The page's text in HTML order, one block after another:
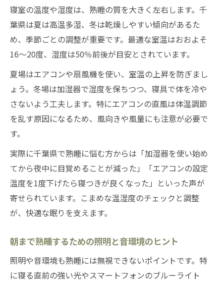
寝室の温度や湿度は、熟睡の質を大きく左右します。千
葉県は夏は高温多湿、冬は乾燥しやすい傾向があるた
め、季節ごとの調整が重要です。最適な室温はおおよそ
16〜20度、湿度は50％前後が目安とされています。
夏場はエアコンや扇風機を使い、室温の上昇を防ぎまし
ょう。冬場は加湿器で湿度を保ちつつ、寝具で体を冷や
さないよう工夫します。特にエアコンの直風は体温調節
を乱す原因になるため、風向きや風量にも注意が必要で
す。
実際に千葉県で熟睡に悩む方からは「加湿器を使い始め
てから夜中に目覚めることが減った」「エアコンの設定
温度を1度下げたら寝つきが良くなった」といった声が
寄せられています。こまめな温湿度のチェックと調整
が、快適な眠りを支えます。
朝まで熟睡するための照明と音環境のヒント
照明や音環境も熟睡には無視できないポイントです。特
に寝る直前の強い光やスマートフォンのブルーライト